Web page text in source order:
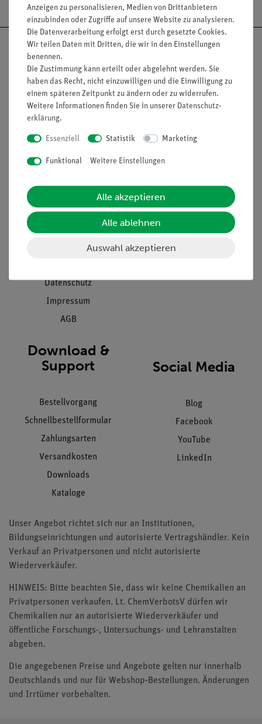
Nach oben
Informationen
Projekte und Lösungen
Presse
Datenschutz
Impressum
AGB
Service
Beratung & Showroom
Inventarisierungs- &
Inbetriebnahme & Schulungen
Download &
Support
Bestellvorgang
Schnellbestellformular
Zahlungsarten
Versandkosten
Downloads
Kataloge
Social Media
Blog
Facebook
YouTube
LinkedIn
Unser Angebot richtet sich nur an Institutionen,
Bildungseinrichtungen und autorisierte Vertragshändler. Kein
Verkauf an Privatpersonen und nicht autorisierte
Wiederverkäufer.
HINWEIS: Bitte beachten Sie, dass wir keine Chemikalien an
Privatpersonen verkaufen. Lt. ChemVerbotsV dürfen wir
Chemikalien nur an autorisierte Wiederverkäufer und
öffentliche Forschungs-, Untersuchungs- und Lehranstalten
abgeben.
Die angegebenen Preise und Angebote gelten nur innerhalb
Deutschlands und nur für Webshop-Bestellungen. Änderungen
und Irrtümer vorbehalten.
Anzeigen zu personalisieren, Medien von Drittanbietern
einzubinden oder Zugriffe auf unsere Website zu analysieren.
Die Datenverarbeitung erfolgt erst durch gesetzte Cookies.
Wir teilen Daten mit Dritten, die wir in den Einstellungen
benennen.
Die Zustimmung kann erteilt oder abgelehnt werden. Sie
haben das Recht, nicht einzuwilligen und die Einwilligung zu
einem späteren Zeitpunkt zu ändern oder zu widerrufen.
Weitere Informationen finden Sie in unserer Daten­schutz­
erklärung.
Essenziell Statistik Marketing
Funktional Weitere Einstellungen
Alle akzeptieren
Alle ablehnen
Auswahl akzeptieren